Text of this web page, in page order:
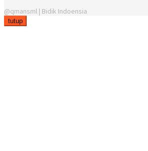
@qmansml | Bidik Indoensia
tutup